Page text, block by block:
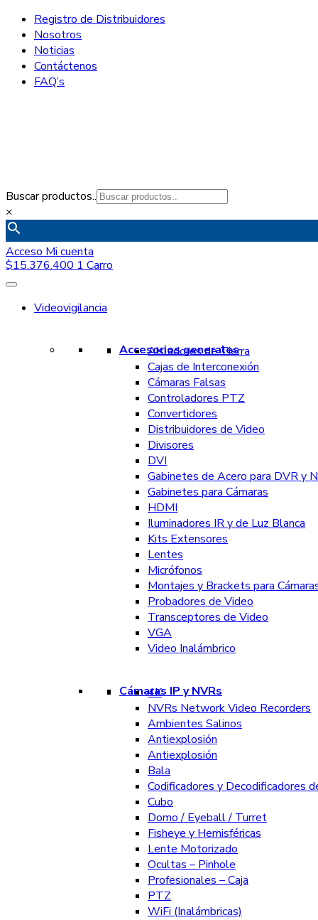
Registro de Distribuidores
Nosotros
Noticias
Contáctenos
FAQ’s
Buscar productos..
×
Acceso Mi cuenta
$15.376.400 1 Carro
Videovigilancia
Accesorios generales
Aisladores de Tierra
Cajas de Interconexión
Cámaras Falsas
Controladores PTZ
Convertidores
Distribuidores de Video
Divisores
DVI
Gabinetes de Acero para DVR y
Gabinetes para Cámaras
HDMI
Iluminadores IR y de Luz Blanca
Kits Extensores
Lentes
Micrófonos
Montajes y Brackets para
Probadores de Video
Transceptores de Video
VGA
Video Inalámbrico
Cámaras IP y NVRs
4K
NVRs Network Video Recorders
Ambientes Salinos
Antiexplosión
Antiexplosión
Bala
Codificadores y Decodificadores
Cubo
Domo / Eyeball / Turret
Fisheye y Hemisféricas
Lente Motorizado
Ocultas – Pinhole
Profesionales – Caja
PTZ
WiFi (Inalámbricas)